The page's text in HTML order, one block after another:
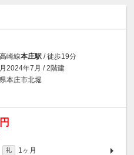
崎線本庄駅 / 徒歩19分
2024年7月 / 2階建
本庄市北堀
礼
1ヶ月